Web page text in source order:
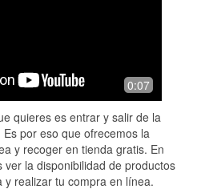
0:07
quieres es entrar y salir de la
por eso que ofrecemos la
y recoger en tienda gratis. En
ver la disponibilidad de productos
realizar tu compra en línea.